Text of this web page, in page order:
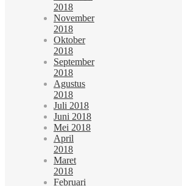
2018
November
2018
Oktober
2018
September
2018
Agustus
2018
Juli 2018
Juni 2018
Mei 2018
April
2018
Maret
2018
Februari